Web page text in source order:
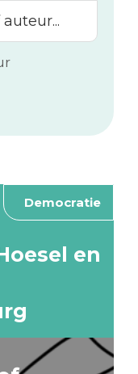
Democratie
en